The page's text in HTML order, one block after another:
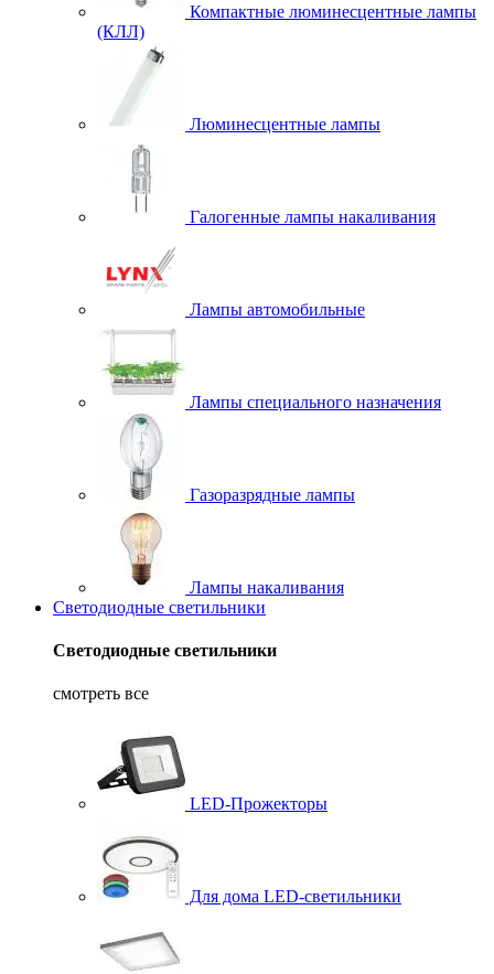
Компактные люминесцентные лампы
(КЛЛ)
Люминесцентные лампы
Галогенные лампы накаливания
Лампы автомобильные
Лампы специального назначения
Газоразрядные лампы
Лампы накаливания
Светодиодные светильники
Светодиодные светильники
смотреть все
LED-Прожекторы
Для дома LED-светильники